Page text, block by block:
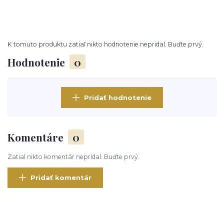
Hodnotenie 0
K tomuto produktu zatiaľ nikto hodnotenie nepridal. Buďte prvý.
Pridať hodnotenie
Komentáre 0
Zatial nikto komentár nepridal. Buďte prvý.
Pridať komentár